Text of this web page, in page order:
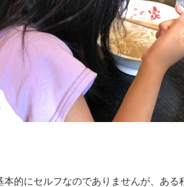
本的にセルフなのでありませんが、ある